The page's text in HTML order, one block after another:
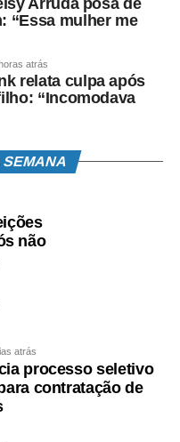
CIB-SUS/MG 2706,
o Comitê Estadual de
é intersetorial e tem
o comitê foi
e municípios.
“Essa mulher me
atrás
relata culpa após
“Incomodava
não
atrás
processo seletivo
contratação de